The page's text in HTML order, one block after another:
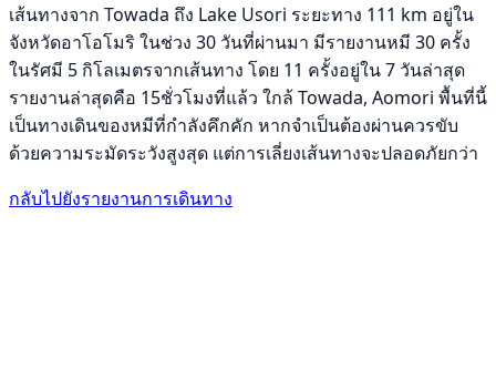
เส้นทางจาก Towada ถึง Lake Usori ระยะทาง 111 km อยู่ใน
จังหวัดอาโอโมริ ในช่วง 30 วันที่ผ่านมา มีรายงานหมี 30 ครั้ง
ในรัศมี 5 กิโลเมตรจากเส้นทาง โดย 11 ครั้งอยู่ใน 7 วันล่าสุด
รายงานล่าสุดคือ 15ชั่วโมงที่แล้ว ใกล้ Towada, Aomori พื้นที่นี้
เป็นทางเดินของหมีที่กำลังคึกคัก หากจำเป็นต้องผ่านควรขับ
ด้วยความระมัดระวังสูงสุด แต่การเลี่ยงเส้นทางจะปลอดภัยกว่า
กลับไปยังรายงานการเดินทาง